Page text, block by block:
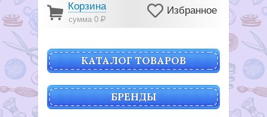
Корзина
сумма 0Р
Избранное
КАТАЛОГ ТОВАРОВ
БРЕНДЫ